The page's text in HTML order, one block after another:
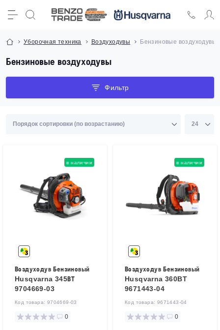
Уборочная техника Воздуходувы Бензиновые воздуходувы
Бензиновые воздуходувы
Фильтр
в наличии
Воздуходув Бензиновый
Husqvarna 345ВТ
9704669-03
Код товара: 9704669-03
0
в наличии
Воздуходув Бензиновый
Husqvarna 360BT
9671443-04
Код товара: 9671443-04
0